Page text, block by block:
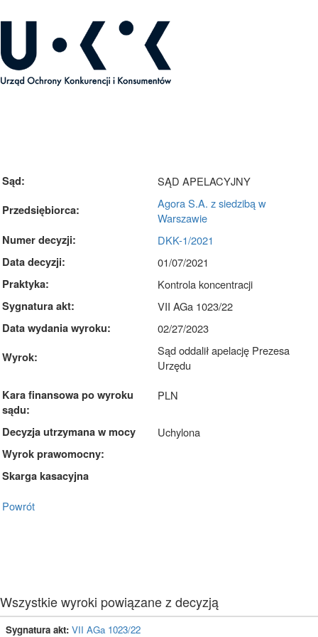
Sąd:
SĄD APELACYJNY
Przedsiębiorca:
Agora S.A. z siedzibą w
Warszawie
Numer decyzji:
DKK-1/2021
Data decyzji:
01/07/2021
Praktyka:
Kontrola koncentracji
Sygnatura akt:
VII AGa 1023/22
Data wydania wyroku:
02/27/2023
Wyrok:
Sąd oddalił apelację Prezesa
Urzędu
Kara finansowa po wyroku
sądu:
PLN
Decyzja utrzymana w mocy
Uchylona
Wyrok prawomocny:
Skarga kasacyjna
Powrót
Wszystkie wyroki powiązane z decyzją
Sygnatura akt: VII AGa 1023/22